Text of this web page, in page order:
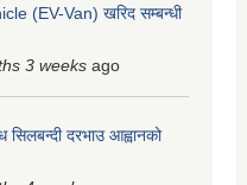
(EV-Van) खरिद सम्बन्धी
3 weeks ago
दरभाउ आह्वानको